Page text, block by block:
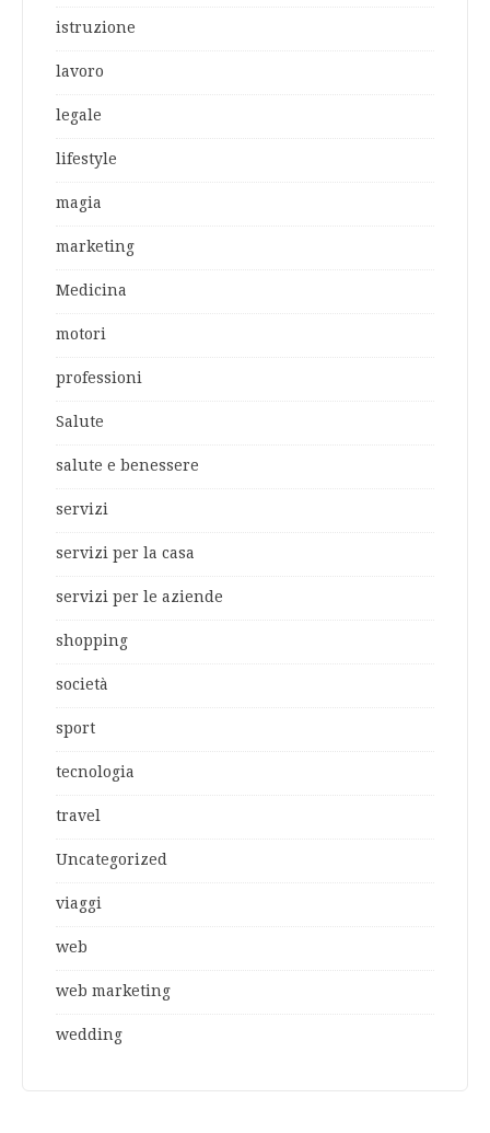
istruzione
lavoro
legale
lifestyle
magia
marketing
Medicina
motori
professioni
Salute
salute e benessere
servizi
servizi per la casa
servizi per le aziende
shopping
società
sport
tecnologia
travel
Uncategorized
viaggi
web
web marketing
wedding